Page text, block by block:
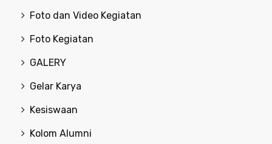
Foto dan Video Kegiatan
Foto Kegiatan
GALERY
Gelar Karya
Kesiswaan
Kolom Alumni